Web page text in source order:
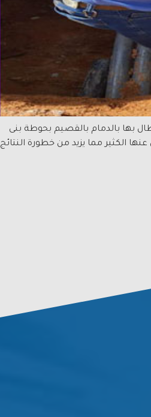
الاعطال بها بالدمام بالقصيم بحوطة بنى
الكثير مما يزيد من خطورة النتائج